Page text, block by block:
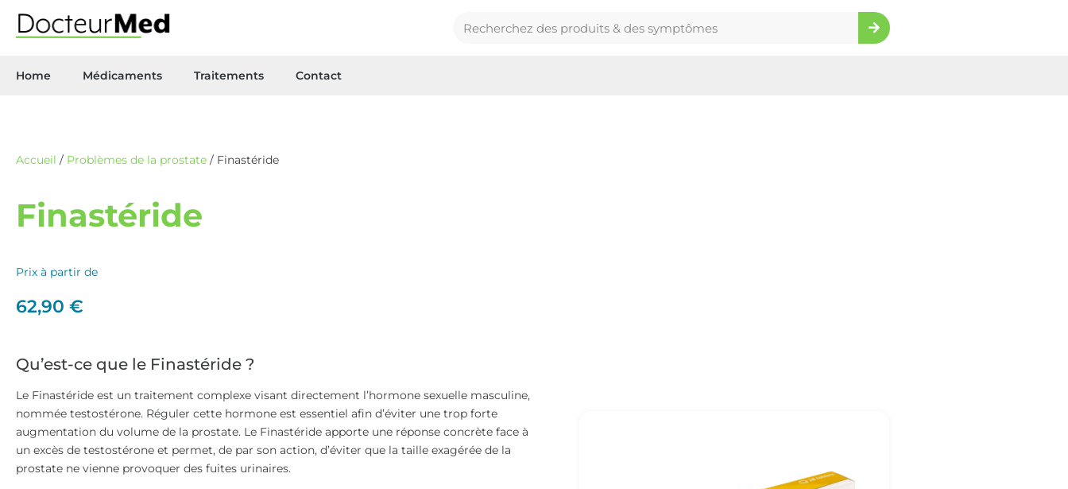
Home Médicaments Traitements Contact
Accueil / Problèmes de la prostate / Finastéride
Finastéride
Prix à partir de
62,90 €
Qu’est-ce que le Finastéride ?
Le Finastéride est un traitement complexe visant directement l’hormone sexuelle masculine,
nommée testostérone. Réguler cette hormone est essentiel afin d’éviter une trop forte
augmentation du volume de la prostate. Le Finastéride apporte une réponse concrète face à
un excès de testostérone et permet, de par son action, d’éviter que la taille exagérée de la
prostate ne vienne provoquer des fuites urinaires.